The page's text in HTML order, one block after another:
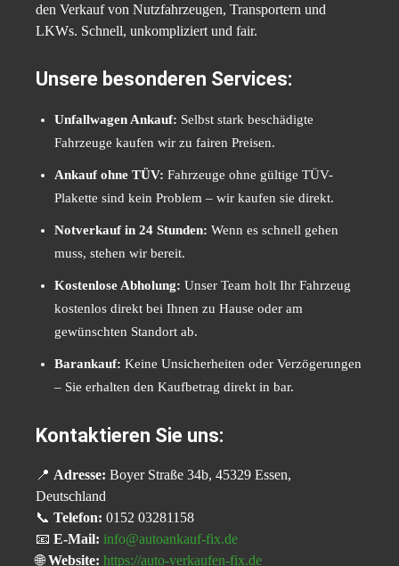
den Verkauf von Nutzfahrzeugen, Transportern und
LKWs. Schnell, unkompliziert und fair.
Unsere besonderen Services:
Unfallwagen Ankauf: Selbst stark beschädigte
Fahrzeuge kaufen wir zu fairen Preisen.
Ankauf ohne TÜV: Fahrzeuge ohne gültige TÜV-
Plakette sind kein Problem – wir kaufen sie direkt.
Notverkauf in 24 Stunden: Wenn es schnell gehen
muss, stehen wir bereit.
Kostenlose Abholung: Unser Team holt Ihr Fahrzeug
kostenlos direkt bei Ihnen zu Hause oder am
gewünschten Standort ab.
Barankauf: Keine Unsicherheiten oder Verzögerungen
– Sie erhalten den Kaufbetrag direkt in bar.
Kontaktieren Sie uns:
📍 Adresse: Boyer Straße 34b, 45329 Essen,
Deutschland
📞 Telefon: 0152 03281158
📧 E-Mail: info@autoankauf-fix.de
🌐Website: https://auto-verkaufen-fix.de